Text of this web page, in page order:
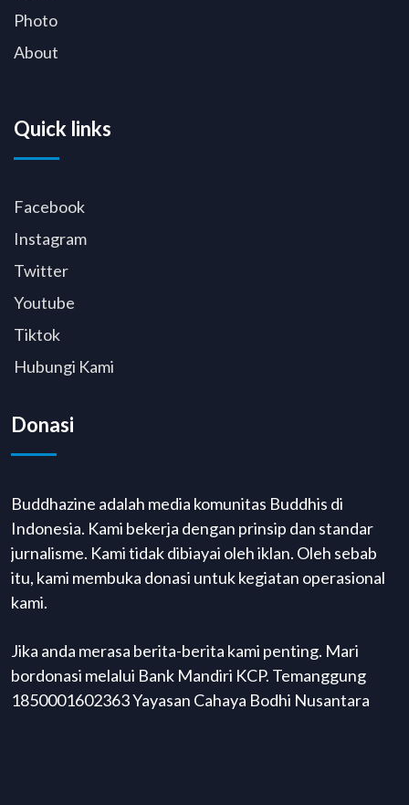
Photo
About
Quick links
Facebook
Instagram
Twitter
Youtube
Tiktok
Hubungi Kami
Donasi
Buddhazine adalah media komunitas Buddhis di
Indonesia. Kami bekerja dengan prinsip dan standar
jurnalisme. Kami tidak dibiayai oleh iklan. Oleh sebab
itu, kami membuka donasi untuk kegiatan operasional
kami.
Jika anda merasa berita-berita kami penting. Mari
bordonasi melalui Bank Mandiri KCP. Temanggung
1850001602363 Yayasan Cahaya Bodhi Nusantara